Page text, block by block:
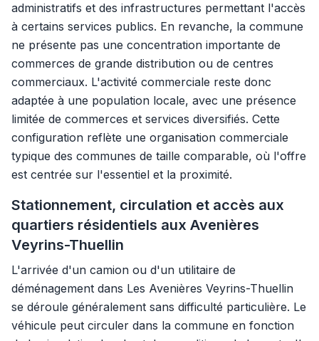
administratifs et des infrastructures permettant l'accès
à certains services publics. En revanche, la commune
ne présente pas une concentration importante de
commerces de grande distribution ou de centres
commerciaux. L'activité commerciale reste donc
adaptée à une population locale, avec une présence
limitée de commerces et services diversifiés. Cette
configuration reflète une organisation commerciale
typique des communes de taille comparable, où l'offre
est centrée sur l'essentiel et la proximité.
Stationnement, circulation et accès aux
quartiers résidentiels aux Avenières
Veyrins-Thuellin
L'arrivée d'un camion ou d'un utilitaire de
déménagement dans Les Avenières Veyrins-Thuellin
se déroule généralement sans difficulté particulière. Le
véhicule peut circuler dans la commune en fonction